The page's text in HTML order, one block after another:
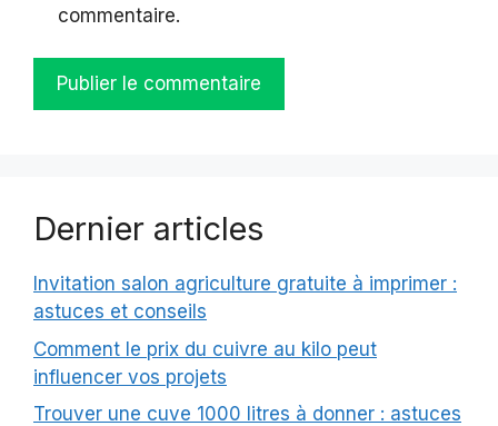
commentaire.
Dernier articles
Invitation salon agriculture gratuite à imprimer :
astuces et conseils
Comment le prix du cuivre au kilo peut
influencer vos projets
Trouver une cuve 1000 litres à donner : astuces